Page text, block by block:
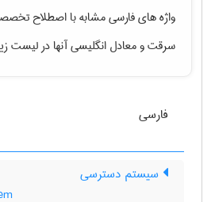
واژه های فارسی مشابه با اصطلاح
سرقتو معادل انگلیسی آنها در لیست
فارسی
سیستم دسترسی